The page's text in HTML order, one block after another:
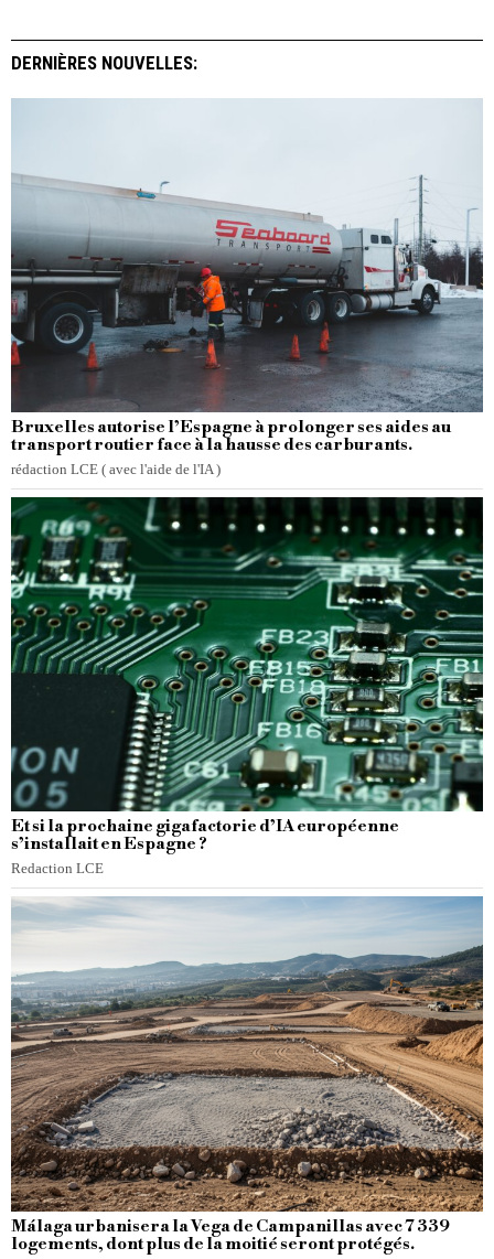
DERNIÈRES NOUVELLES:
Bruxelles autorise l’Espagne à prolonger ses aides au
transport routier face à la hausse des carburants.
rédaction LCE ( avec l'aide de l'IA )
Et si la prochaine gigafactorie d’IA européenne
s’installait en Espagne ?
Redaction LCE
Málaga urbanisera la Vega de Campanillas avec 7 339
logements, dont plus de la moitié seront protégés.